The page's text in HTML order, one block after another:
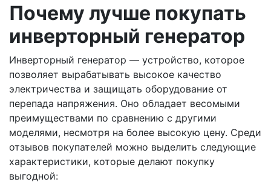
Почему лучше покупать
инверторный генератор
Инверторный генератор — устройство, которое
позволяет вырабатывать высокое качество
электричества и защищать оборудование от
перепада напряжения. Оно обладает весомыми
преимуществами по сравнению с другими
моделями, несмотря на более высокую цену. Среди
отзывов покупателей можно выделить следующие
характеристики, которые делают покупку
выгодной: